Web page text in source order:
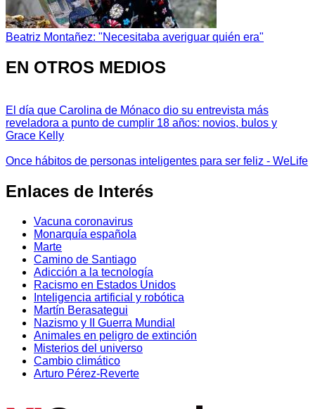
Beatriz Montañez: "Necesitaba averiguar quién era"
EN OTROS MEDIOS
El día que Carolina de Mónaco dio su entrevista más
reveladora a punto de cumplir 18 años: novios, bulos y
Grace Kelly
Once hábitos de personas inteligentes para ser feliz - WeLife
Enlaces de Interés
Vacuna coronavirus
Monarquía española
Marte
Camino de Santiago
Adicción a la tecnología
Racismo en Estados Unidos
Inteligencia artificial y robótica
Martín Berasategui
Nazismo y II Guerra Mundial
Animales en peligro de extinción
Misterios del universo
Cambio climático
Arturo Pérez-Reverte